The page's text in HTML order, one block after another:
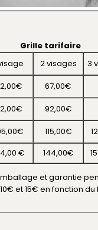
Grille tarifaire
2 visages 3
67,00€
92,00€
115,00€
€ 144,00€
et garantie
et 15€ en fonction